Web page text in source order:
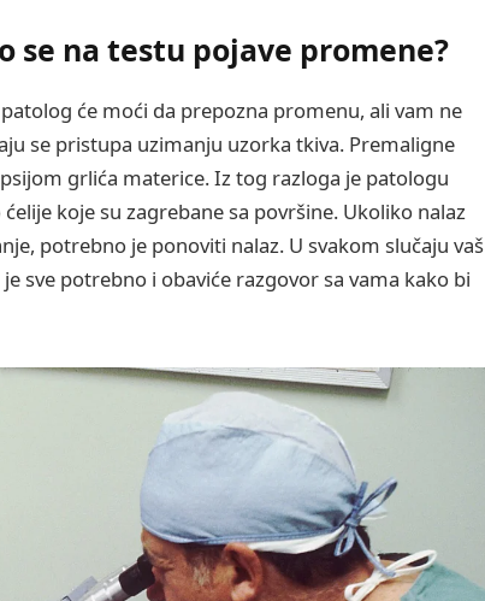
se na testu pojave promene?
će moći da prepozna promenu, ali vam ne
se pristupa uzimanju uzorka tkiva. Premaligne
grlića materice. Iz tog razloga je patologu
koje su zagrebane sa površine. Ukoliko nalaz
potrebno je ponoviti nalaz. U svakom slučaju vaš
sve potrebno i obaviće razgovor sa vama kako bi